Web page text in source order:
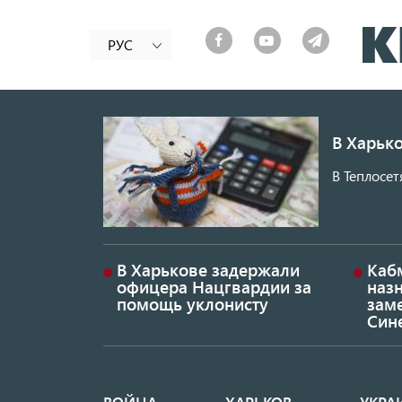
РУС
В
В
В Харькове задержали
офицера Нацгвардии за
помощь уклонисту